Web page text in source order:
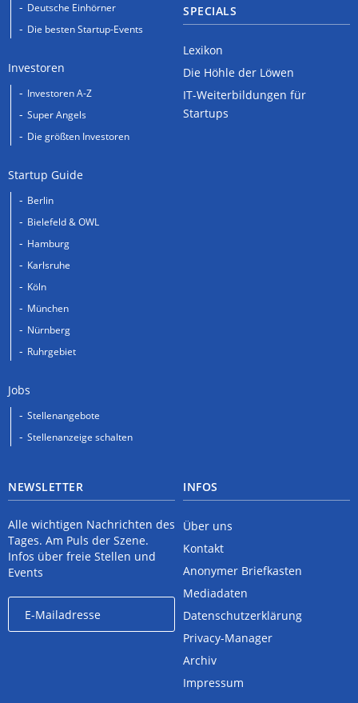
Deutsche Einhörner
Die besten Startup-Events
Investoren
Investoren A-Z
Super Angels
Die größten Investoren
Startup Guide
Berlin
Bielefeld & OWL
Hamburg
Karlsruhe
Köln
München
Nürnberg
Ruhrgebiet
Jobs
Stellenangebote
Stellenanzeige schalten
SPECIALS
Lexikon
Die Höhle der Löwen
IT-Weiterbildungen für
Startups
NEWSLETTER
Alle wichtigen Nachrichten des
Tages. Am Puls der Szene.
Infos über freie Stellen und
Events
INFOS
Über uns
Kontakt
Anonymer Briefkasten
Mediadaten
Datenschutzerklärung
Privacy-Manager
Archiv
Impressum